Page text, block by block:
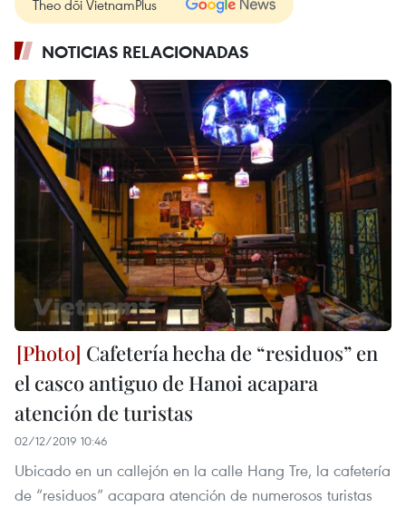
Theo dõi VietnamPlus
NOTICIAS RELACIONADAS
Cafetería hecha de “residuos” en
el casco antiguo de Hanoi acapara
atención de turistas
02/12/2019 10:46
Ubicado en un callejón en la calle Hang Tre, la cafetería
de “residuos” acapara atención de numerosos turistas